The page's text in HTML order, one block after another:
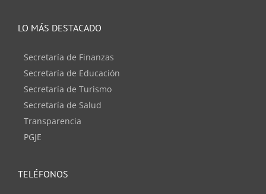
TELÉFONOS
LO MÁS DESTACADO
Secretaría de Finanzas
Secretaría de Educación
Secretaría de Turismo
Secretaría de Salud
Transparencia
PGJE